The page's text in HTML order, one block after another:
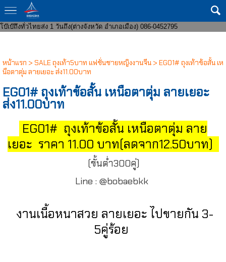
ขายส่งกางเกงในแฟชั่น 8 บาทราคาหน้าโรงงาน มีทั้งชายและหญิง งานแฟชั่น ถูก
กว่าโบ๊เบ๊ หาสินค้าบริจาคจัดส่งถึงที่ จัดหาสินค้าให้หน่วยงานราชการ ส่งของเร็ว
โบ๊เบ๊ถึงทั่วไทยส่ง 1 วันถึง(ต่างจังหวัด อำเภอเมือง) 086-0452795
หน้าแรก > SALE ถุงเท้า5บาท แฟชั่นชายหญิงงานจีน> EG01# ถุงเท้าข้อสั้น เห
นือตาตุ่ม ลายเยอะ ส่ง11.00บาท
EG01# ถุงเท้าข้อสั้น เหนือตาตุ่ม ลายเยอะ
ส่ง11.00บาท
EG01# ถุงเท้าข้อสั้น เหนือตาตุ่ม ลาย
เยอะ ราคา 11.00 บาท(ลดจาก12.50บาท)
(ขั้นต่ำ300คู่)
Line : @bobaebkk
งานเนื้อหนาสวย ลายเยอะ ไปขายกัน 3-
5คู่ร้อย